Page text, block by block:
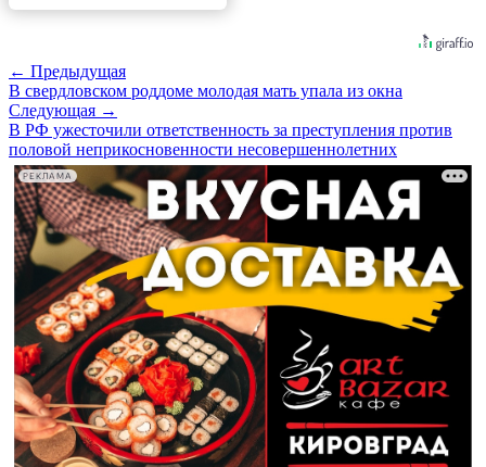
← Предыдущая
В свердловском роддоме молодая мать упала из окна
Следующая →
В РФ ужесточили ответственность за преступления против
половой неприкосновенности несовершеннолетних
РЕКЛАМА